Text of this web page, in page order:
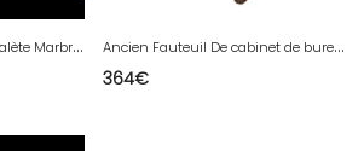
A
ncienne Commode Arbalète Marbre 19 ème siècle Estampille ML Delaporte JME
A
ncien Fauteuil De cabinet de bureau De Bibliothèque De Lecture Cuir Clou
364€